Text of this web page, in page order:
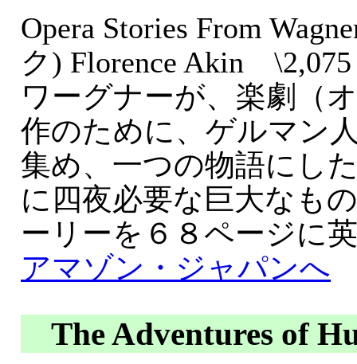
Opera Stories From
ク) Florence Akin \2,075
ワーグナーが、楽劇（
作のために、ゲルマン
集め、一つの物語にし
に四夜必要な巨大なも
ーリーを６８ページに
アマゾン・ジャパンへ
The Adventures of